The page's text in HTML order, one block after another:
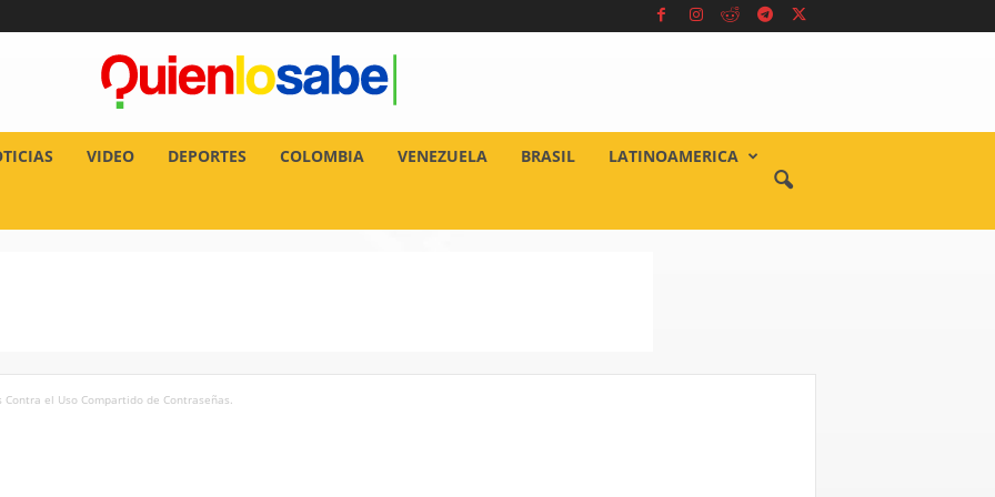
VIDEO DEPORTES COLOMBIA VENEZUELA BRASIL LATINOAMERICA
el Uso Compartido de Contraseñas.